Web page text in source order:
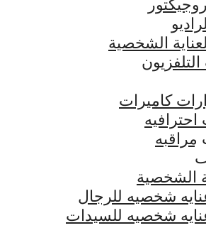
الشخصية
كاميرات
احترافيه
مراقبه
الشخصية
شخصيه للرجال
شخصيه للسيدات